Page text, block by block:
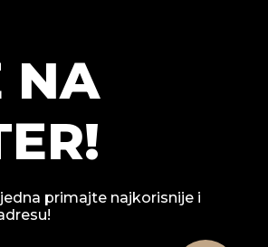
NA
primajte najkorisnije i